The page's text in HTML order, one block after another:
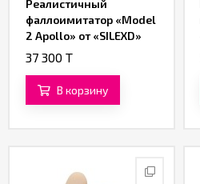
Реалистичный
фаллоимитатор «Model
2 Apollo» от «SILEXD»
(22 см)
37 300 T
В корзину